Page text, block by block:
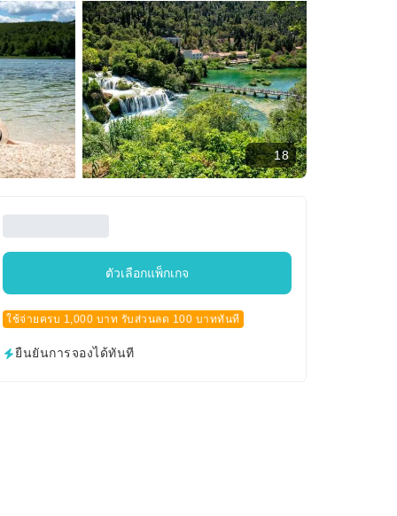
18
ตัวเลือกแพ็กเกจ
ใช้จ่ายครบ 1,000 บาท รับส่วนลด 100 บาททันที
ยืนยันการจองได้ทันที